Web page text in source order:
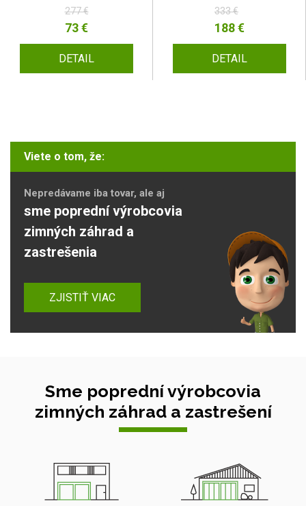
277 €
73 €
DETAIL
333 €
188 €
DETAIL
Viete o tom, že:
Nepredávame iba tovar, ale aj
sme poprední výrobcovia
zimných záhrad a
zastrešenia
ZJISTIŤ VIAC
Sme poprední výrobcovia
zimných záhrad a zastrešení